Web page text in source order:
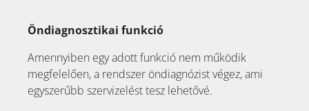
Öndiagnosztikai funkció
Amennyiben egy adott funkció nem működik
megfelelően, a rendszer öndiagnózist végez, ami
egyszerűbb szervizelést tesz lehetővé.